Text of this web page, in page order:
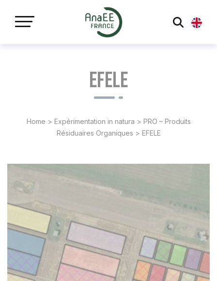
EFELE
Home > Expérimentation in natura > PRO – Produits
Résiduaires Organiques > EFELE